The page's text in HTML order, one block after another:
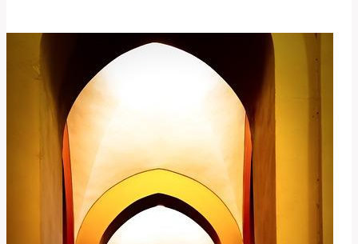
znamená?